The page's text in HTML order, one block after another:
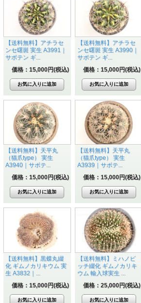
【送料無料】アチラセ
ンセ曙斑 実生 A3991｜
サボテン ギ...
価格：15,000円(税込)
【送料無料】アチラセ
ンセ曙斑 実生 A3990｜
サボテン ギ...
価格：15,000円(税込)
【送料無料】天平丸
（猫爪type） 実生
A3940｜サボテ...
価格：15,000円(税込)
【送料無料】天平丸
（猫爪type） 実生
A3939｜サボテ...
価格：15,000円(税込)
【送料無料】黒蝶丸綴
化 ギムノカリキウム 実
生 A3832｜...
価格：15,000円(税込)
【送料無料】ミハノビ
ッチ綴化 ギムノカリキ
ウム 輸入球実生 ...
価格：25,000円(税込)